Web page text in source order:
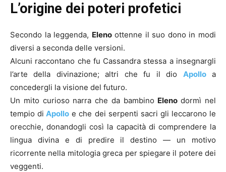
L’origine dei poteri profetici
Secondo la leggenda, Elenoottenne il suo dono in modi
diversi a seconda delle versioni.
Alcuni raccontano che fu Cassandra stessa a insegnargli
l’arte della divinazione; altri che fu il dio Apolloa
concedergli la visione del futuro.
Un mito curioso narra che da bambino Elenodormì nel
tempio di Apollo e che dei serpenti sacri gli leccarono le
orecchie, donandogli così la capacità di comprendere la
lingua divina e di predire il destino — un motivo
ricorrente nella mitologia greca per spiegare il potere dei
veggenti.